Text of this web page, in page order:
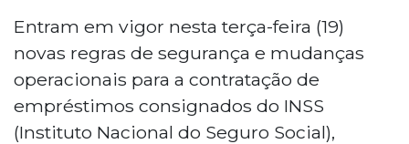
Entram em vigor nesta terça-feira (19)
novas regras de segurança e mudanças
operacionais para a contratação de
empréstimos consignados do INSS
(Instituto Nacional do Seguro Social),